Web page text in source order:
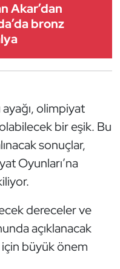
Akar’dan
bronz
olimpiyat
bir eşik. Bu
sonuçlar,
Oyunları’na
dereceler ve
açıklanacak
büyük önem